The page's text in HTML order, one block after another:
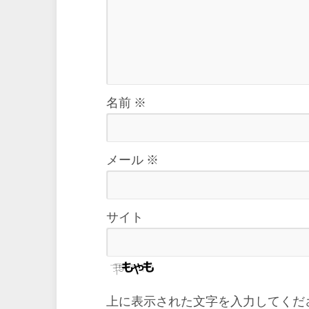
名前 ※
メール ※
サイト
上に表示された文字を入力してくだ